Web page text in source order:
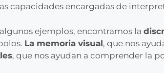
capacidades encargadas de
ejemplos, encontramos la
La memoria visual, que nos
, que nos ayudan a comprender la